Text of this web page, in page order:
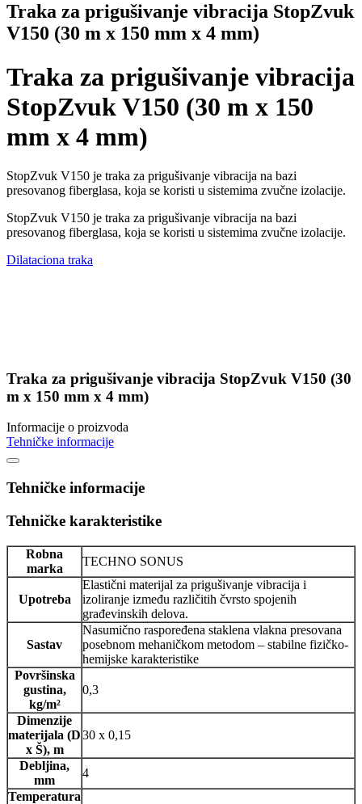
Traka za prigušivanje vibracija StopZvuk
V150 (30 m x 150 mm x 4 mm)
Traka za prigušivanje vibracija
StopZvuk V150 (30 m x 150
mm x 4 mm)
StopZvuk V150 je traka za prigušivanje vibracija na bazi
presovanog fiberglasa, koja se koristi u sistemima zvučne izolacije.
StopZvuk V150 je traka za prigušivanje vibracija na bazi
presovanog fiberglasa, koja se koristi u sistemima zvučne izolacije.
Dilataciona traka
Traka za prigušivanje vibracija StopZvuk V150 (30
m x 150 mm x 4 mm)
Informacije o proizvoda
Tehničke informacije
Tehničke informacije
Tehničke karakteristike
Robna
marka
TECHNO SONUS
Upotreba
Elastični materijal za prigušivanje vibracija i
izoliranje između različitih čvrsto spojenih
građevinskih delova.
Sastav
Nasumično raspoređena staklena vlakna presovana
posebnom mehaničkom metodom – stabilne fizičko-
hemijske karakteristike
Površinska
gustina,
kg/m²
0,3
Dimenzije
materijala (D
x Š), m
30 x 0,15
Debljina,
mm
4
Temperatura